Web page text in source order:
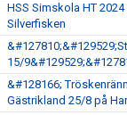
HSS Simskola HT
Silverfisken
15/
&#128166;
Gästrikland 25/8 på